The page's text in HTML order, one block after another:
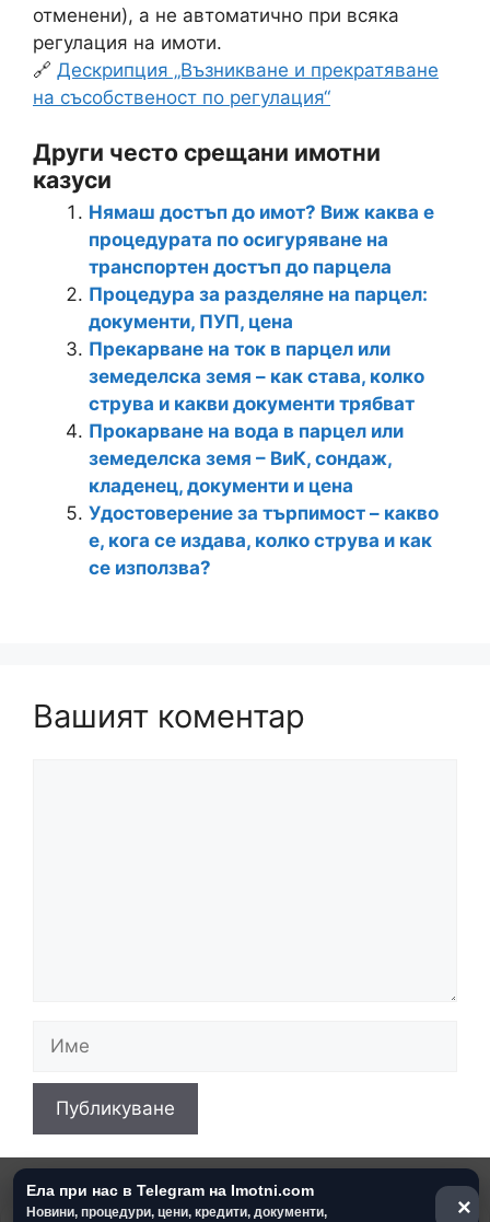
отменени), а не автоматично при всяка
регулация на имоти.
🔗 Дескрипция „Възникване и прекратяване
на съсобственост по регулация“
Други често срещани имотни
казуси
Нямаш достъп до имот? Виж каква е
процедурата по осигуряване на
транспортен достъп до парцела
Процедура за разделяне на парцел:
документи, ПУП, цена
Прекарване на ток в парцел или
земеделска земя – как става, колко
струва и какви документи трябват
Прокарване на вода в парцел или
земеделска земя – ВиК, сондаж,
кладенец, документи и цена
Удостоверение за търпимост – какво
е, кога се издава, колко струва и как
се използва?
Вашият коментар
Ела при нас в Telegram на Imotni.com
Новини, процедури, цени, кредити, документи,
×